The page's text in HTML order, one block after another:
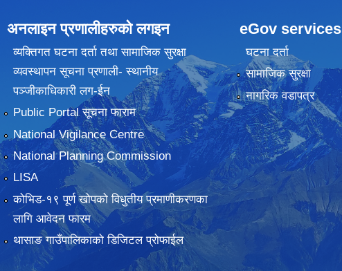
अनलाइन प्रणालीहरुकाे लगइन
व्यक्तिगत घटना दर्ता तथा सामाजिक सुरक्षा
व्यवस्थापन सूचना प्रणाली- स्थानीय
पञ्जीकाधिकारी लग-ईन
Public Portal सूचना फाराम
National Vigilance Centre
National Planning Commission
LISA
कोभिड-१९ पूर्ण खोपको विधुतीय प्रमाणीकरणका
लागि आवेदन फारम
थासाङ गाउँपालिकाको डिजिटल प्रोफाईल
eGov services
घटना दर्ता
सामाजिक सुरक्षा
नागरिक वडापत्र